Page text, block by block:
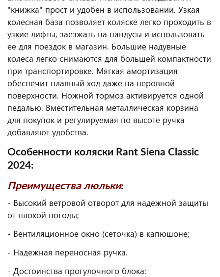
"книжка" прост и удобен в использовании. Узкая
колесная база позволяет коляске легко проходить в
узкие лифты, заезжать на пандусы и использовать
ее для поездок в магазин. Большие надувные
колеса легко снимаются для большей компактности
при транспортировке. Мягкая амортизация
обеспечит плавный ход даже на неровной
поверхности. Ножной тормоз активируется одной
педалью. Вместительная металлическая корзина
для покупок и регулируемая по высоте ручка
добавляют удобства.
Особенности коляски Rant Siena Classic
2024:
Преимущества люльки:
- Высокий ветровой отворот для надежной защиты
от плохой погоды;
- Вентиляционное окно (сеточка) в капюшоне;
- Надежная переносная ручка.
- Достоинства прогулочного блока: